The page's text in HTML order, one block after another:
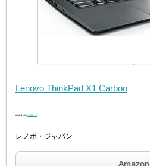
Lenovo ThinkPad X1 Carbon
posted with カエレバ
レノボ・ジャパン
Amazon